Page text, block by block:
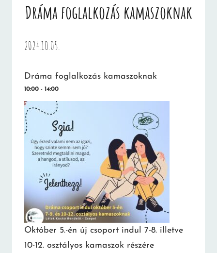
Dráma foglalkozás kamaszoknak
2024.10.05.
Dráma foglalkozás kamaszoknak
10:00 - 14:00
Október 5.-én új csoport indul 7-8. illetve
10-12. osztályos kamaszok részére